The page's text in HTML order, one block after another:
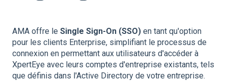
AMA offre le Single Sign-On (SSO) en tant qu'option
pour les clients Enterprise, simplifiant le processus de
connexion en permettant aux utilisateurs d'accéder à
XpertEye avec leurs comptes d'entreprise existants, tels
que définis dans l'Active Directory de votre entreprise.